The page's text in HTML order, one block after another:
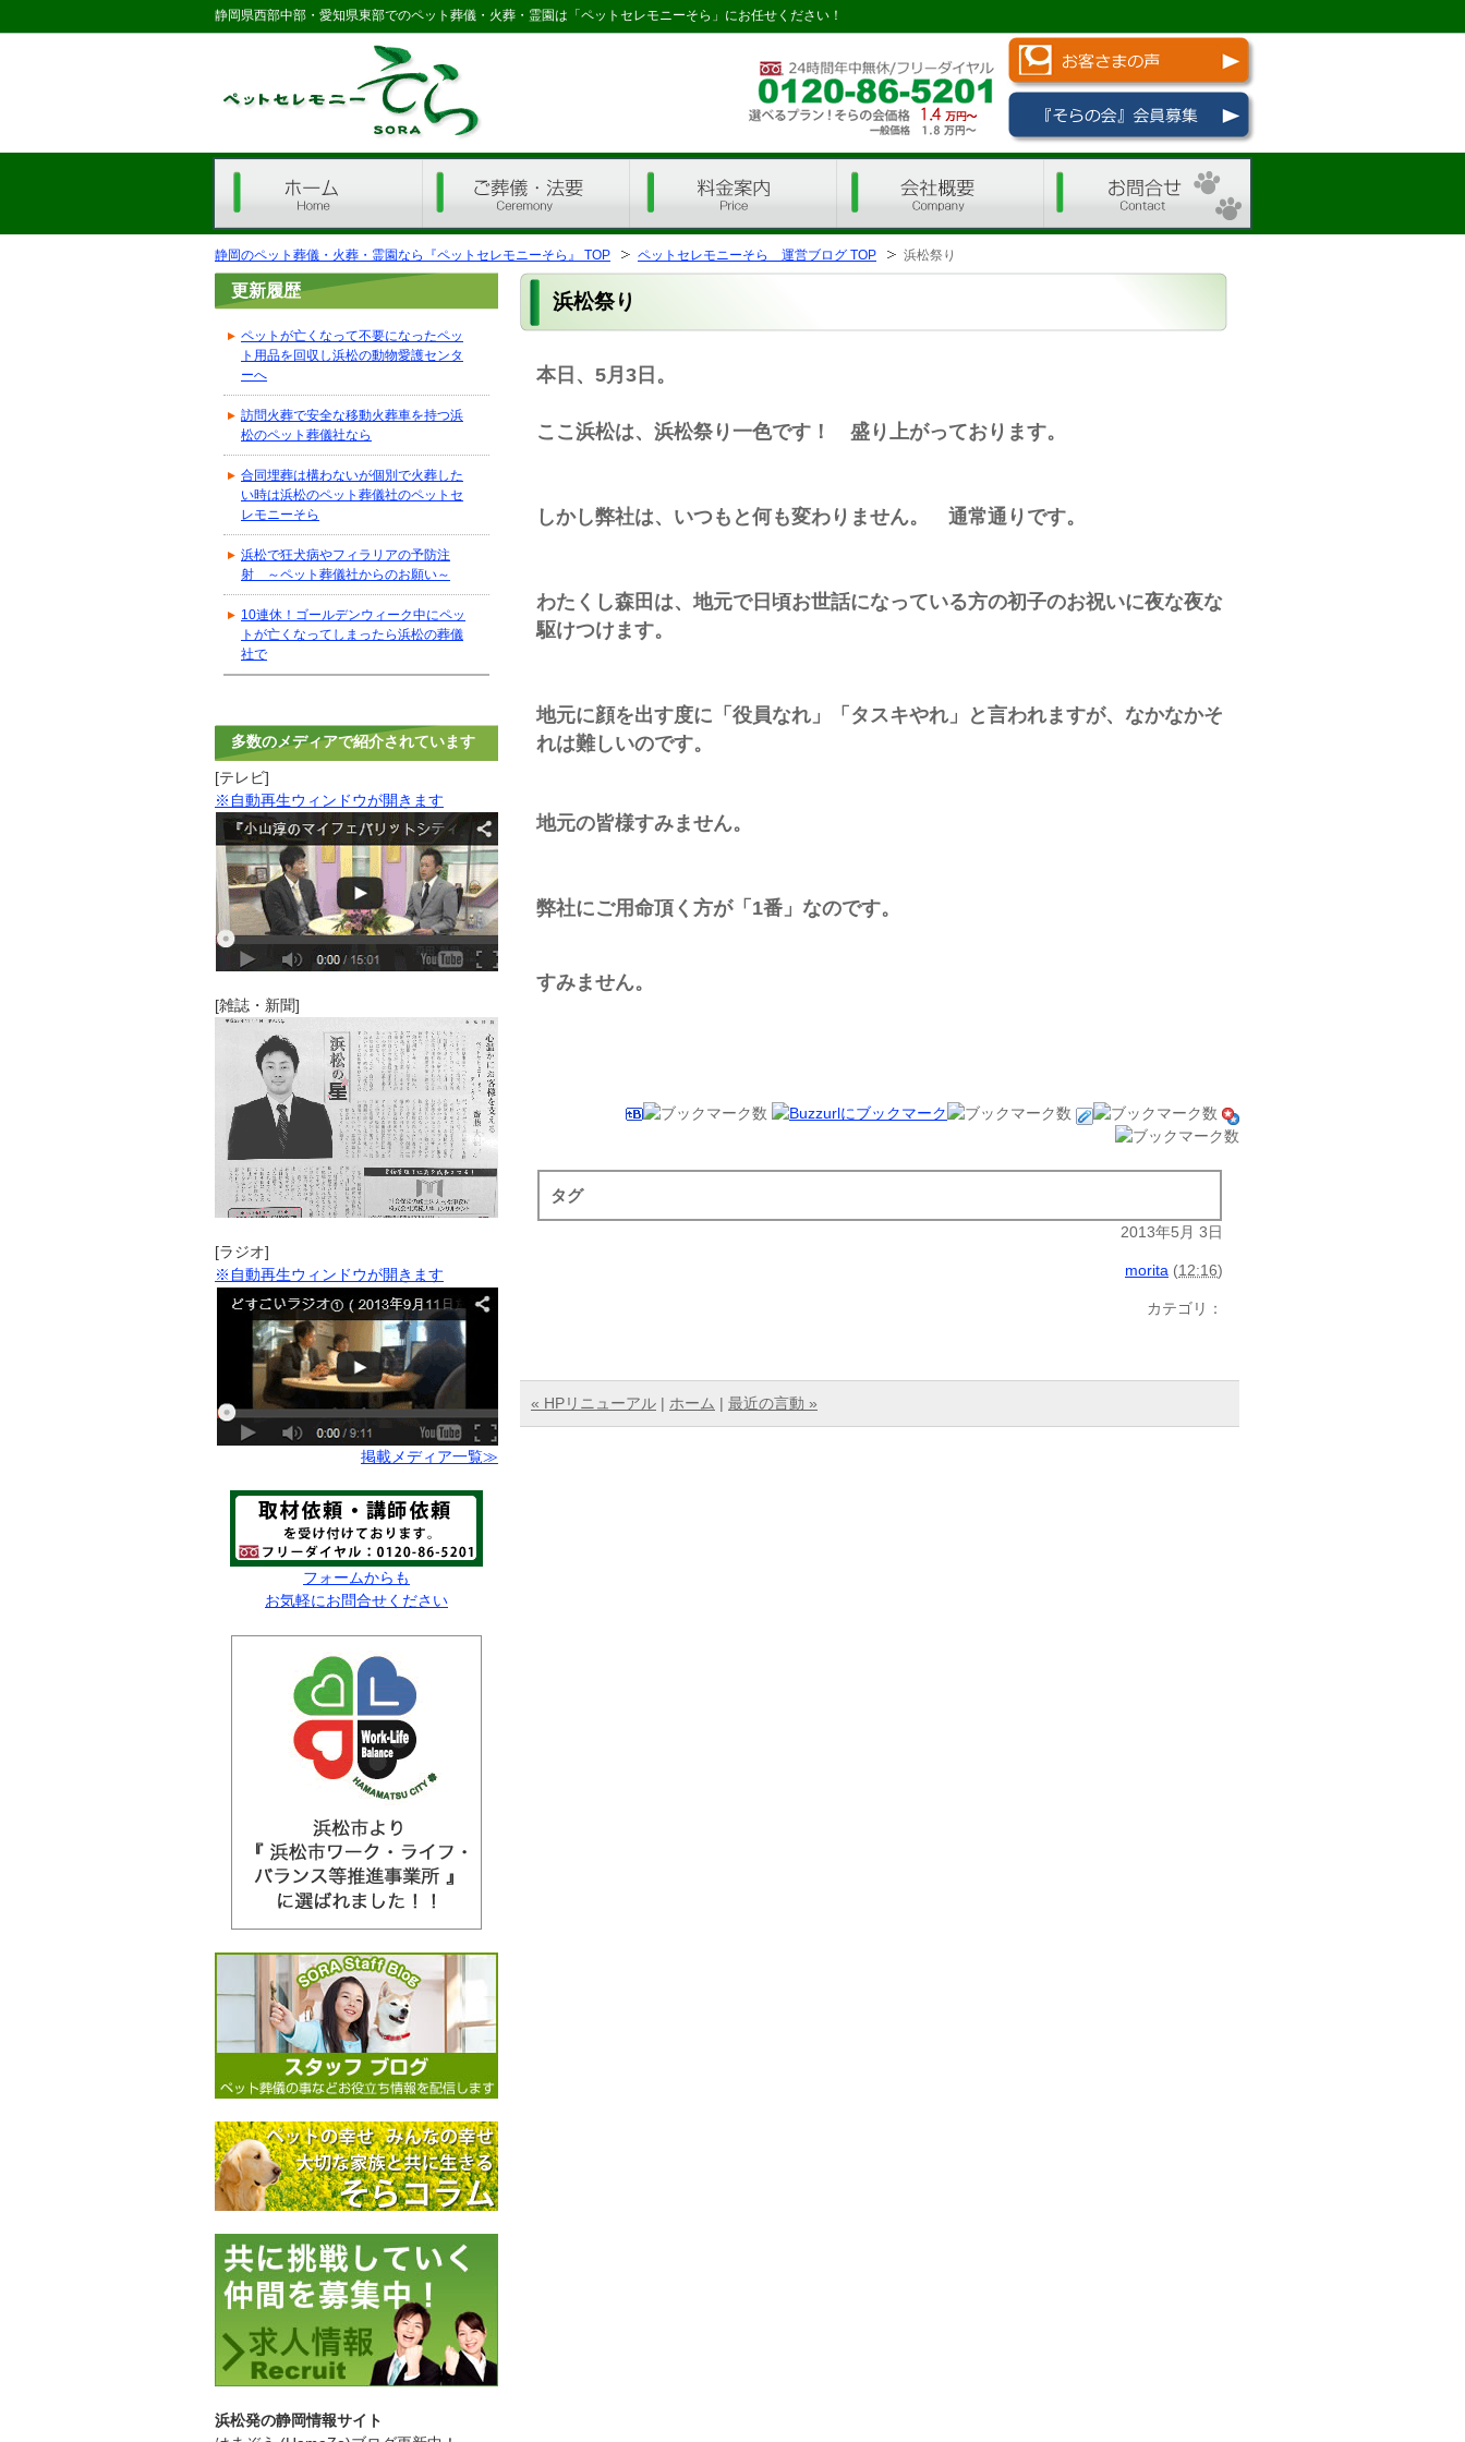
静岡のペット葬儀・火葬・霊園なら『ペットセレモニーそら』 TOP ペットセレモニーそら 運営ブログ TOP 浜松祭り
浜松祭り
本日、5月3日。
ここ浜松は、浜松祭り一色です！ 盛り上がっております。
しかし弊社は、いつもと何も変わりません。 通常通りです。
わたくし森田は、地元で日頃お世話になっている方の初子のお祝いに夜な夜な
駆けつけます。
地元に顔を出す度に「役員なれ」「タスキやれ」と言われますが、なかなかそ
れは難しいのです。
地元の皆様すみません。
弊社にご用命頂く方が「1番」なのです。
すみません。
タグ
2013年5月 3日
morita (12:16)
カテゴリ：
« HPリニューアル | ホーム | 最近の言動 »
更新履歴
ペットが亡くなって不要になったペッ
ト用品を回収し浜松の動物愛護センタ
ーへ
訪問火葬で安全な移動火葬車を持つ浜
松のペット葬儀社なら
合同埋葬は構わないが個別で火葬した
い時は浜松のペット葬儀社のペットセ
レモニーそら
浜松で狂犬病やフィラリアの予防注
射 ～ペット葬儀社からのお願い～
10連休！ゴールデンウィーク中にペッ
トが亡くなってしまったら浜松の葬儀
社で
多数のメディアで紹介されています
[テレビ]
※自動再生ウィンドウが開きます
[雑誌・新聞]
[ラジオ]
※自動再生ウィンドウが開きます
掲載メディア一覧≫
フォームからも
お気軽にお問合せください
浜松発の静岡情報サイト
静岡県西部中部・愛知県東部でのペット葬儀・火葬・霊園は「ペットセレモニーそら」にお任せください！